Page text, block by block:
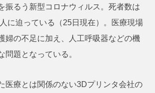
振るう新型コロナウィルス。死者数は
に迫っている（25日現在）。医療現場
婦の不足に加え、人工呼吸器などの機
問題となっている。
医療とは関係のない3Dプリンタ会社の